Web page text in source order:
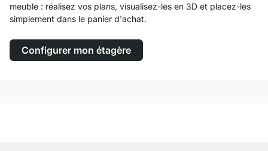
meuble : réalisez vos plans, visualisez-les en 3D et placez-les
simplement dans le panier d'achat.
Configurer mon étagère